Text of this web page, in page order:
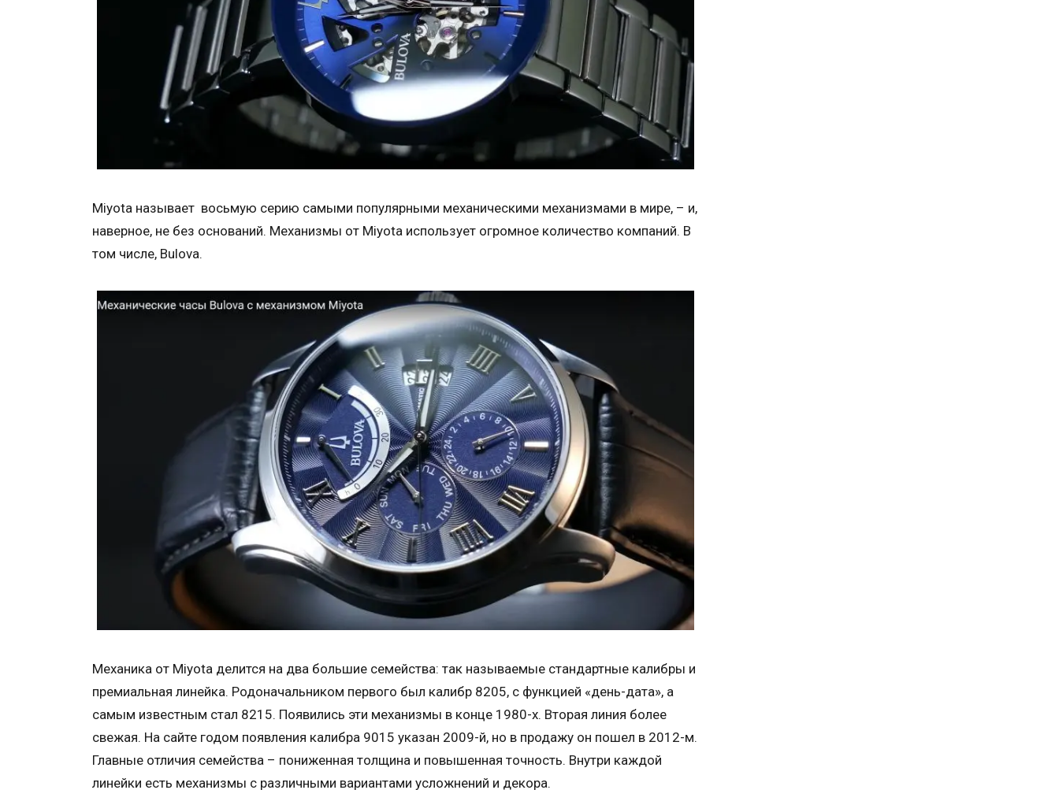
Miyota называет восьмую серию самыми популярными механическими механизмами в мире, – и,
наверное, не без оснований. Механизмы от Miyota использует огромное количество компаний. В
том числе, Bulova.
Механика от Miyota делится на два большие семейства: так называемые стандартные калибры и
премиальная линейка. Родоначальником первого был калибр 8205, с функцией «день-дата», а
самым известным стал 8215. Появились эти механизмы в конце 1980-х. Вторая линия более
свежая. На сайте годом появления калибра 9015 указан 2009-й, но в продажу он пошел в 2012-м.
Главные отличия семейства – пониженная толщина и повышенная точность. Внутри каждой
линейки есть механизмы с различными вариантами усложнений и декора.